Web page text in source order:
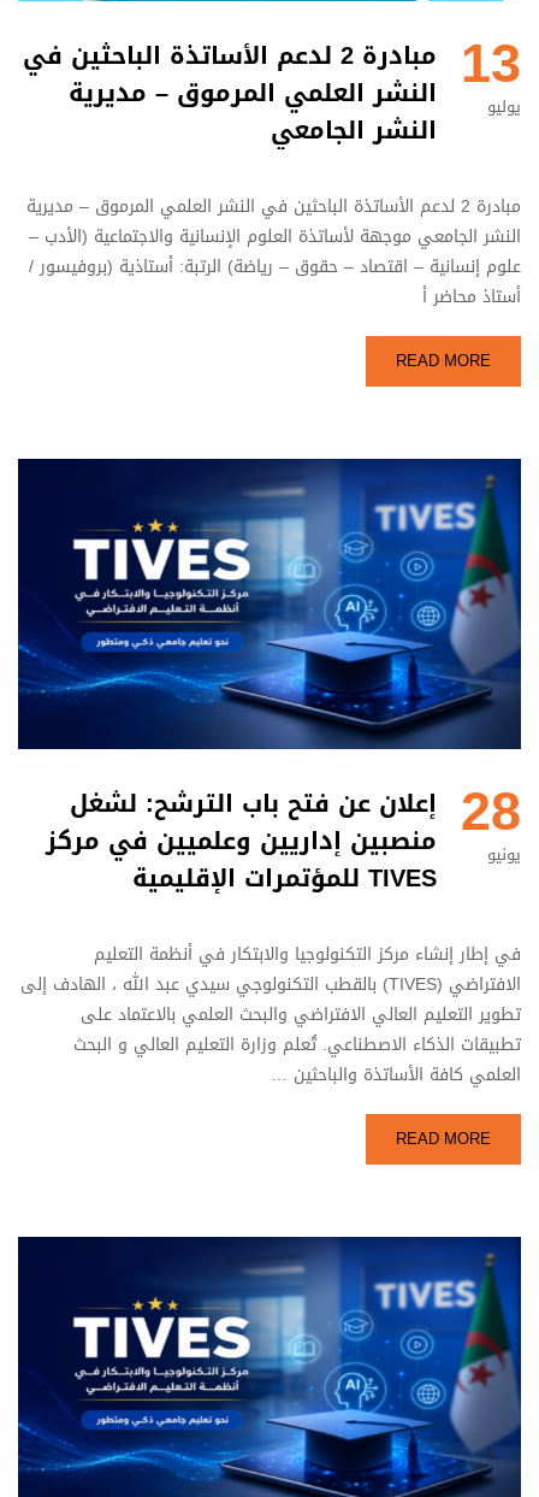
13
يوليو
مبادرة 2 لدعم الأساتذة الباحثين في
النشر العلمي المرموق – مديرية
النشر الجامعي
مبادرة 2 لدعم الأساتذة الباحثين في النشر العلمي المرموق – مديرية
النشر الجامعي موجهة لأساتذة العلوم الإنسانية والاجتماعية (الأدب –
علوم إنسانية – اقتصاد – حقوق – رياضة) الرتبة: أستاذية (بروفيسور /
أستاذ محاضر أ
READ MORE
28
يونيو
إعلان عن فتح باب الترشح: لشغل
منصبين إداريين وعلميين في مركز
TIVES للمؤتمرات الإقليمية
في إطار إنشاء مركز التكنولوجيا والابتكار في أنظمة التعليم
الافتراضي (TIVES) بالقطب التكنولوجي سيدي عبد الله ، الهادف إلى
تطوير التعليم العالي الافتراضي والبحث العلمي بالاعتماد على
تطبيقات الذكاء الاصطناعي. تُعلم وزارة التعليم العالي و البحث
العلمي كافة الأساتذة والباحثين …
READ MORE